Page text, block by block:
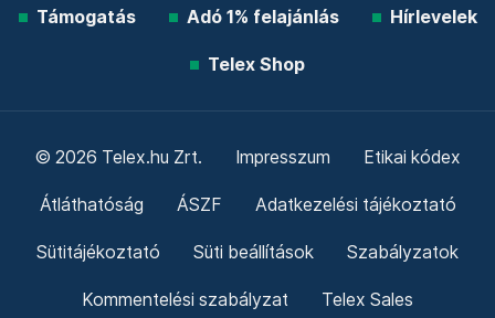
Támogatás Adó 1% felajánlás Hírlevelek
Telex Shop
© 2026 Telex.hu Zrt. Impresszum Etikai kódex
Átláthatóság ÁSZF Adatkezelési tájékoztató
Sütitájékoztató Süti beállítások Szabályzatok
Kommentelési szabályzat Telex Sales